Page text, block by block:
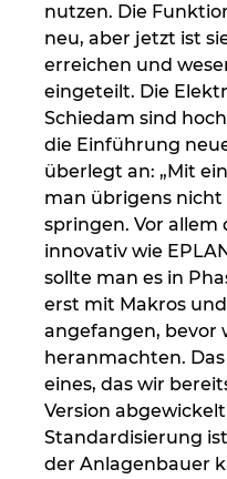
nutzen. Die
neu, aber jetzt ist
erreichen und
eingeteilt. Die
Schiedam sind
die Einführung
überlegt an: „Mit
man übrigens nicht
springen. Vor allem
innovativ wie
sollte man es in
erst mit Makros
angefangen, bevor
heranmachten.
eines, das wir
Version
Standardisierung
der Anlagenbauer